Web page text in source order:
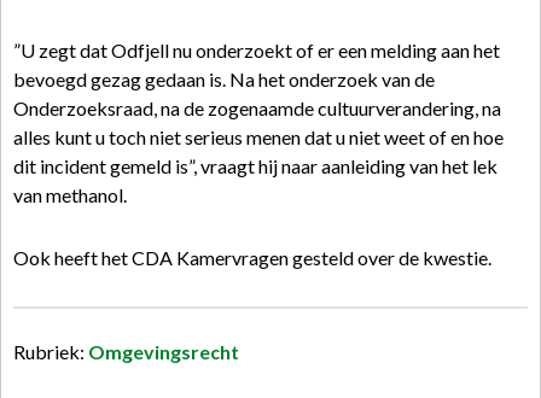
”U zegt dat Odfjell nu onderzoekt of er een melding aan het
bevoegd gezag gedaan is. Na het onderzoek van de
Onderzoeksraad, na de zogenaamde cultuurverandering, na
alles kunt u toch niet serieus menen dat u niet weet of en hoe
dit incident gemeld is”, vraagt hij naar aanleiding van het lek
van methanol.
Ook heeft het CDA Kamervragen gesteld over de kwestie.
Rubriek: Omgevingsrecht